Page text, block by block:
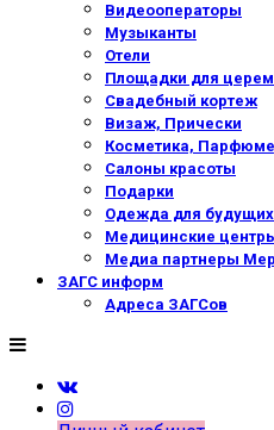
Видеооператоры
Музыканты
Отели
Площадки для
Свадебный кортеж
Визаж, Прически
Косметика,
Салоны красоты
Подарки
Одежда для
Медицинские
Медиа партнеры
ЗАГС информ
Адреса ЗАГСов